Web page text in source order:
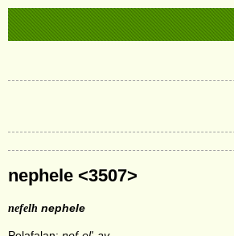
nephele <3507>
nefelh nephele